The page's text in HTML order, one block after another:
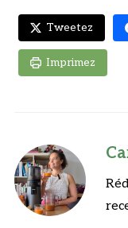
Tweetez
Imprimez